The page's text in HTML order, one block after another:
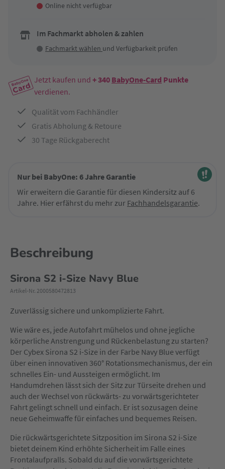
Online nicht verfügbar
Im Fachmarkt abholen & zahlen
Fachmarkt wählen und Verfügbarkeit prüfen
Jetzt kaufen und + 340 BabyOne-Card Punkte
verdienen.
Qualität vom Fachhändler
Gratis Abholung & Retoure
30 Tage Rückgaberecht
Nur bei BabyOne: 6 Jahre Garantie
Wir erweitern die Garantie für diesen Kindersitz auf 6
Jahre. Hier erfährst du mehr zur Fachhandelsgarantie.
Beschreibung
Sirona S2 i-Size Navy Blue
Artikel-Nr. 2000580472813
Zuverlässig sichere und unkomplizierte Fahrt.
Wie wäre es, jede Autofahrt mühelos und ohne jegliche
körperliche Anstrengung und Rückenbelastung zu starten?
Der Cybex Sirona S2 i-Size in der Farbe Navy Blue verfügt
über einen innovativen 360° Rotationsmechanismus, der ein
schnelles Ein- und Aussteigen ermöglicht. Im
Handumdrehen lässt sich der Sitz zur Türseite drehen und
auch der Wechsel von rückwärts- zu vorwärtsgerichteter
Fahrt gelingt schnell und einfach. Er ist sozusagen deine
neue Geheimwaffe für einfaches und bequemes Reisen.
Die rückwärtsgerichtete Sitzposition im Sirona S2 i-Size
bietet deinem Kind erhöhte Sicherheit im Falle eines
Frontalaufpralls. Sobald du auf die vorwärtsgerichtete